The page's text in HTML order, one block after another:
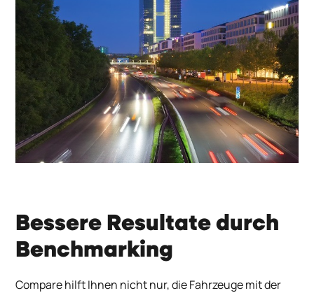
Bessere Resultate durch
Benchmarking
Comparehilft Ihnen nicht nur, die Fahrzeuge mit der